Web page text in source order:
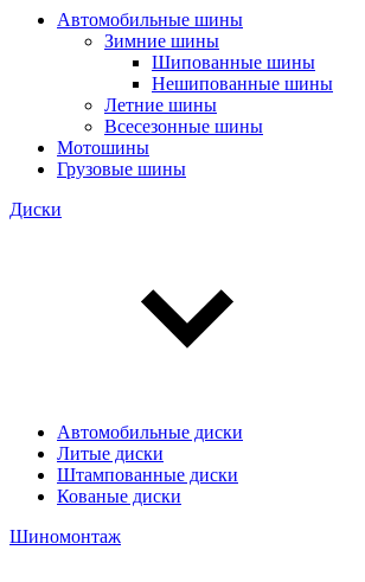
Автомобильные шины
Зимние шины
Шипованные шины
Нешипованные шины
Летние шины
Всесезонные шины
Мотошины
Грузовые шины
Диски
Автомобильные диски
Литые диски
Штампованные диски
Кованые диски
Шиномонтаж